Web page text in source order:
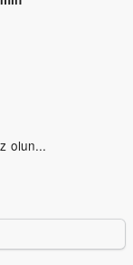
olun...